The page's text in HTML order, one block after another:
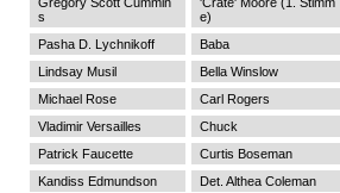
s
e)
Pasha D. Lychnikoff Baba
Lindsay Musil
Bella Winslow
Michael Rose
Carl Rogers
Vladimir Versailles
Chuck
Patrick Faucette
Curtis Boseman
Kandiss Edmundson
Det. Althea Coleman